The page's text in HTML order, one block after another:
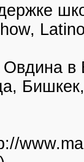
Овдина в